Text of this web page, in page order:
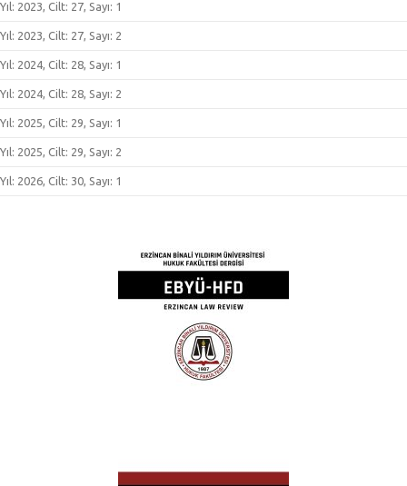
Yıl: 2023, Cilt: 27, Sayı: 1
Yıl: 2023, Cilt: 27, Sayı: 2
Yıl: 2024, Cilt: 28, Sayı: 1
Yıl: 2024, Cilt: 28, Sayı: 2
Yıl: 2025, Cilt: 29, Sayı: 1
Yıl: 2025, Cilt: 29, Sayı: 2
Yıl: 2026, Cilt: 30, Sayı: 1